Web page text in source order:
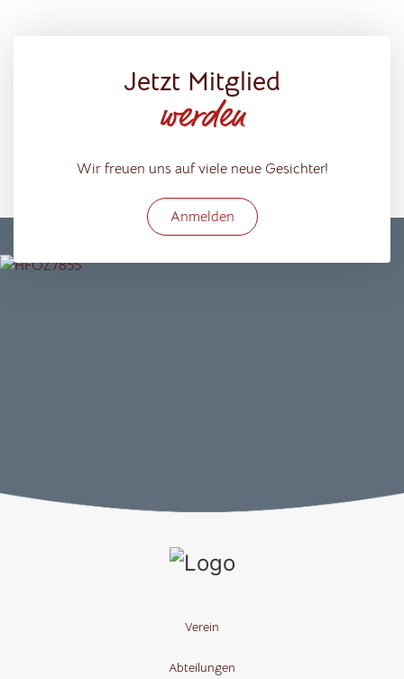
Jetzt Mitglied
werden
Wir freuen uns auf viele neue Gesichter!
Anmelden
Verein
Abteilungen